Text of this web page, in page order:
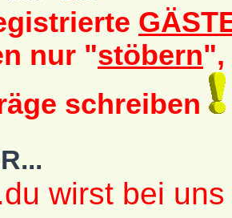
nur "stöbern",
schreiben
wirst bei